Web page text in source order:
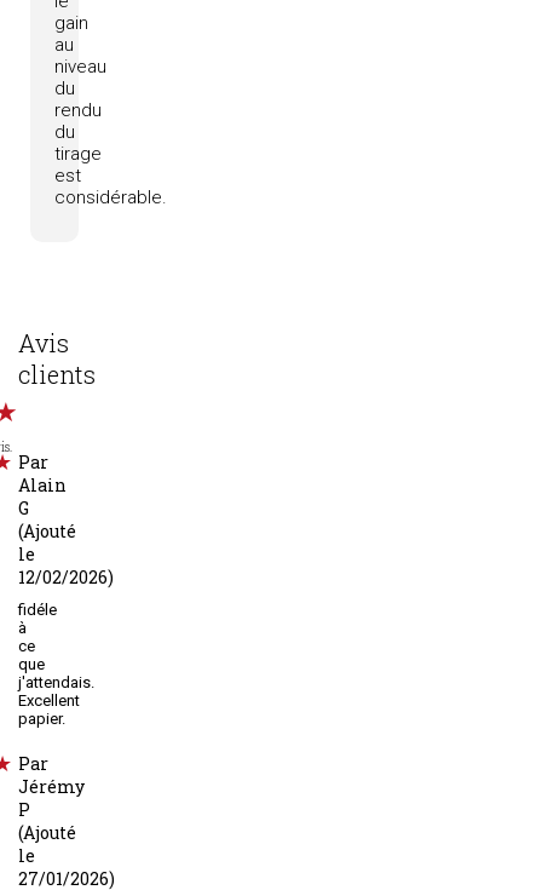
gain
au
niveau
du
rendu
du
tirage
est
considérable.
Avis
clients
Par
Alain
G
(Ajouté
le
12/02/2026)
fidéle
à
ce
que
j'attendais.
Excellent
papier.
Par
Jérémy
P
(Ajouté
le
27/01/2026)